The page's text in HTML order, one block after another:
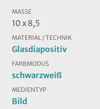
MASSE
10 x 8,5
MATERIAL / TECHNIK
Glasdiapositiv
FARBMODUS
schwarzweiß
MEDIENTYP
Bild